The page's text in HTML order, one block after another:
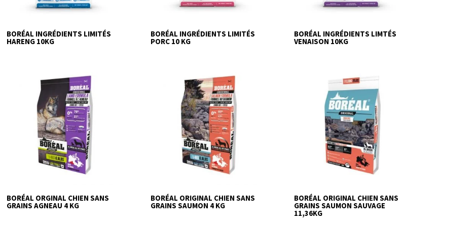
BORÉAL INGRÉDIENTS LIMITÉS
HARENG 10KG
BORÉAL INGRÉDIENTS LIMITÉS
PORC 10 KG
BORÉAL INGRÉDIENTS LIMTÉS
VENAISON 10KG
BORÉAL ORGINAL CHIEN SANS
GRAINS AGNEAU 4 KG
BORÉAL ORIGINAL CHIEN SANS
GRAINS SAUMON 4 KG
BORÉAL ORIGINAL CHIEN SANS
GRAINS SAUMON SAUVAGE
11,36KG